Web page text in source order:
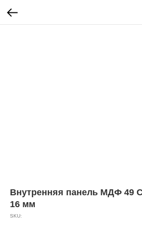
Внутренняя панель МДФ 49
16 мм
SKU: